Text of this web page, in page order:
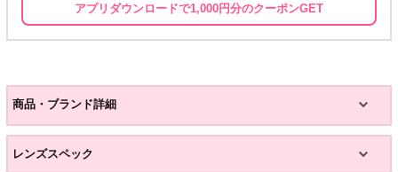
アプリダウンロードで1,000円分のクーポンGET
商品・ブランド詳細
レンズスペック